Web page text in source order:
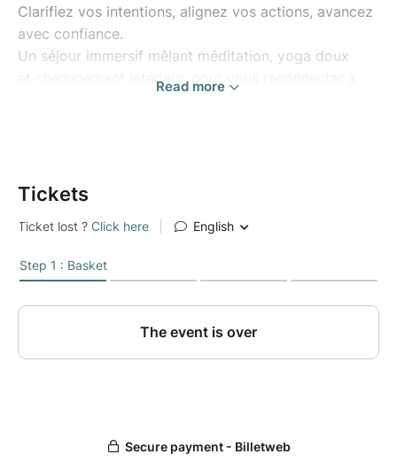
Clarifiez vos intentions, alignez vos actions, avancez
avec confiance.
Un séjour immersif mêlant méditation, yoga doux
et cheminement intérieur, pour vous reconnecter à
Des pratiques douces : méditations guidées,
respiration et relaxation profonde
qui vous anime vraiment
Un accompagnement guidé pour avancer à
votre rythme, en profondeur
Avec des outils concrets pour prolonger
Read more
Tickets